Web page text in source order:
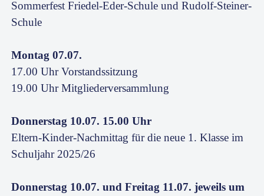
Sommerfest Friedel-Eder-Schule und Rudolf-Steiner-
Schule
Montag 07.07.
17.00 Uhr Vorstandssitzung
19.00 Uhr Mitgliederversammlung
Donnerstag 10.07. 15.00 Uhr
Eltern-Kinder-Nachmittag für die neue 1. Klasse im
Schuljahr 2025/26
Donnerstag 10.07. und Freitag 11.07. jeweils um